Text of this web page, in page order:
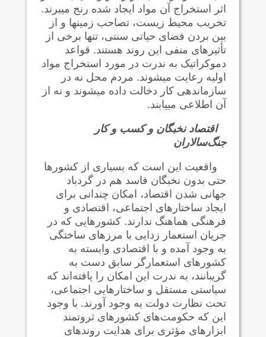
اثر استخراج آن مواد ایجاد شده رنج می‍برند.
تخریب محیط زیست، تصاحب زمینها و از
بین بردن فضای حیاتی سنتی، تنها برخی از
تأثیرهای منفی این روند هستند. قواعد
دموکراتیک به ندرت در مورد استخراج مواد
اولیه رعایت می‍شوند. مردم محل نه در
سازماندهی کار دخالت داده می‍شوند و نه از
آن اطلاعی می‍یابند.
اقتصاد نخبگان و کسب و کار
جنگ‌سالاران
واقعیت این است که بسیاری از کشورها
حتی بدون نخبگان فاسد هم در گردباد
جهانی شدن اقتصاد، امکان چندانی برای
ایجاد ساختارهای اجتماعی، اقتصادی و
فرهنگی هماهنگ ندارند. کشورهایی که در
جریان استعمار زدایی با مرزهای ساختگی
به وجود آمده و با اقتصادی وابسته به
کشورهای استعمارگر سابق دست به
گریبانند، به ندرت این امکان را یافته‌اند که
سیاستی مستقل و ساختارهایی اجتماعی،
تحت نظارت دولت به وجود آورند. با وجود
این که حکومت‌های کشورهای ثروتمند
ابزارهای مؤثری برای هدایت روندهای